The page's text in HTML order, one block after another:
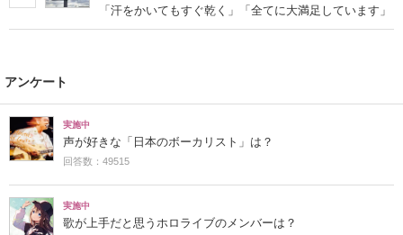
「汗をかいてもすぐ乾く」「全てに大満足しています」
アンケート
実施中
声が好きな「日本のボーカリスト」は？
回答数：49515
実施中
歌が上手だと思うホロライブのメンバーは？